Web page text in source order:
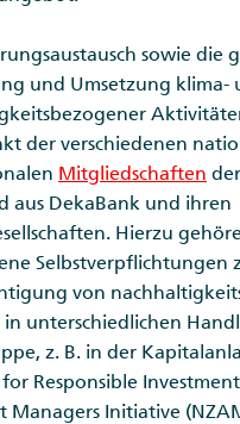
sowie die
und Umsetzung klima-
der verschiedenen
Mitgliedschaften
aus DekaBank und ihren
Hierzu
Selbstverpflichtungen
von
unterschiedlichen
z. B. in der
for Responsible
Managers Initiative